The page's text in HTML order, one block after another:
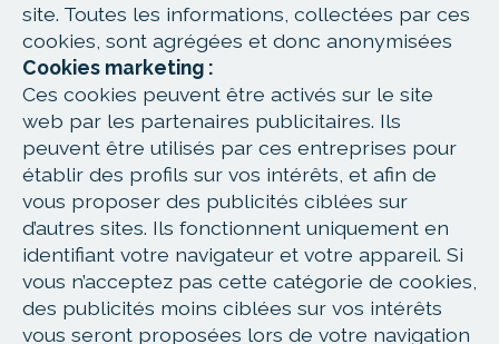
site. Toutes les informations, collectées par ces
cookies, sont agrégées et donc anonymisées
Cookies marketing :
Ces cookies peuvent être activés sur le site
web par les partenaires publicitaires. Ils
peuvent être utilisés par ces entreprises pour
établir des profils sur vos intérêts, et afin de
vous proposer des publicités ciblées sur
d’autres sites. Ils fonctionnent uniquement en
identifiant votre navigateur et votre appareil. Si
vous n’acceptez pas cette catégorie de cookies,
des publicités moins ciblées sur vos intérêts
vous seront proposées lors de votre navigation